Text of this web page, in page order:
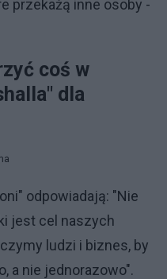
przekażą inne osoby -
coś w
dla
odpowiadają: "Nie
jest cel naszych
ludzi i biznes, by
a nie jednorazowo".